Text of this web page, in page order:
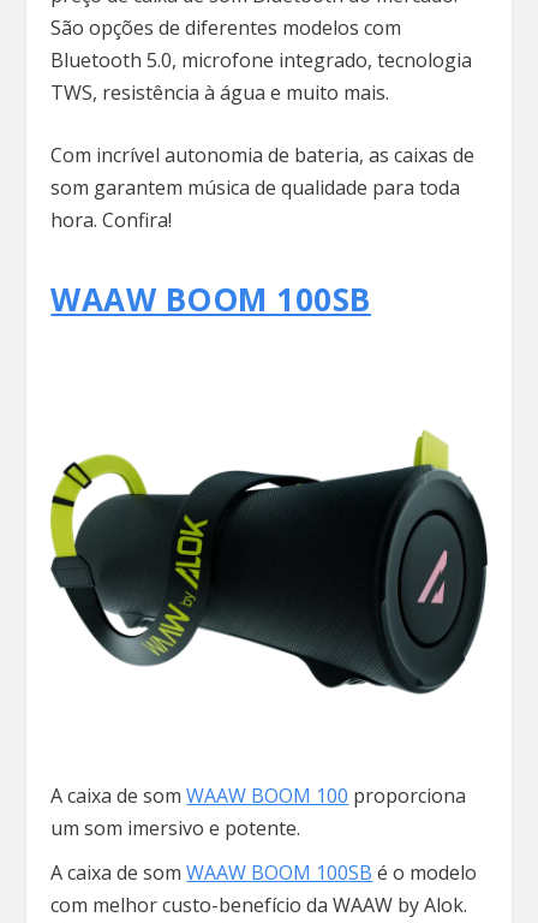
São opções de diferentes modelos com
Bluetooth 5.0, microfone integrado, tecnologia
TWS, resistência à água e muito mais.
Com incrível autonomia de bateria, as caixas de
som garantem música de qualidade para toda
hora. Confira!
WAAW BOOM 100SB
A caixa de somWAAW BOOM 100 proporciona
um som imersivo e potente.
A caixa de somWAAW BOOM 100SB é o modelo
com melhor custo-benefício da WAAW by Alok.